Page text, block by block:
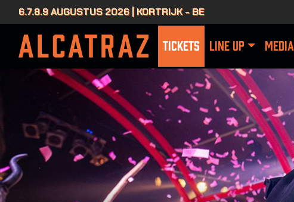
6.7.8.9 AUGUSTUS 2026 | KORTRIJK - BE
TICKETS LINE UP MEDIA